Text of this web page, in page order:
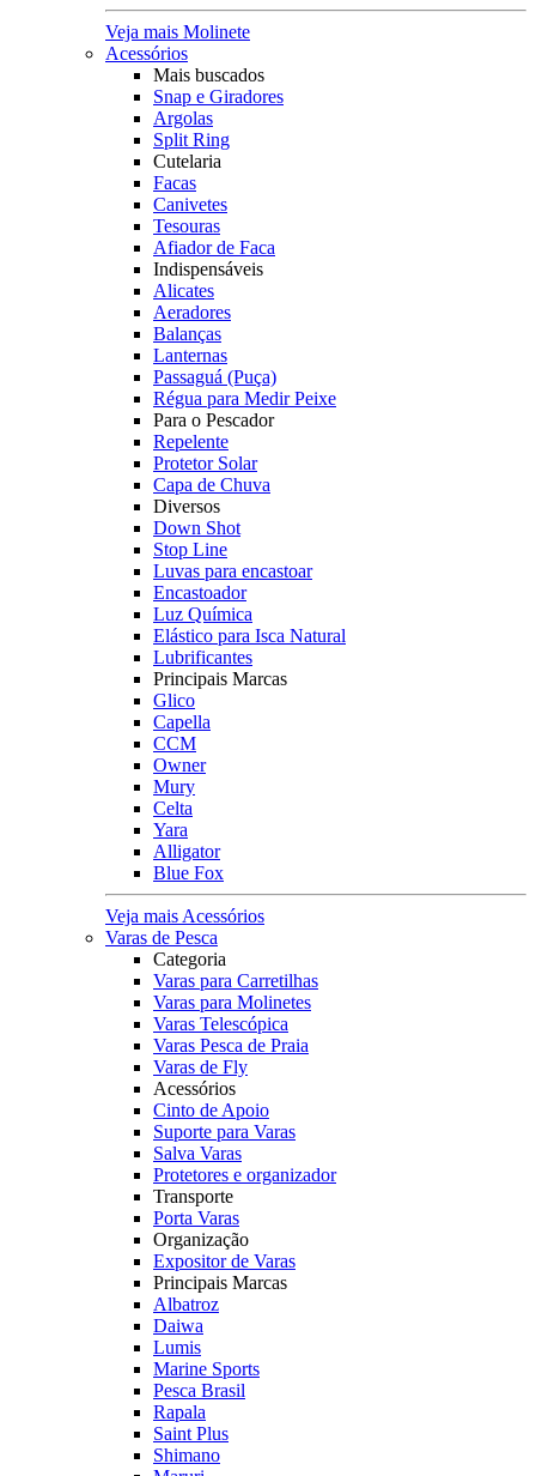
Veja mais Molinete
Acessórios
Mais buscados
Snap e Giradores
Argolas
Split Ring
Cutelaria
Facas
Canivetes
Tesouras
Afiador de Faca
Indispensáveis
Alicates
Aeradores
Balanças
Lanternas
Passaguá (Puça)
Régua para Medir Peixe
Para o Pescador
Repelente
Protetor Solar
Capa de Chuva
Diversos
Down Shot
Stop Line
Luvas para encastoar
Encastoador
Luz Química
Elástico para Isca Natural
Lubrificantes
Principais Marcas
Glico
Capella
CCM
Owner
Mury
Celta
Yara
Alligator
Blue Fox
Veja mais Acessórios
Varas de Pesca
Categoria
Varas para Carretilhas
Varas para Molinetes
Varas Telescópica
Varas Pesca de Praia
Varas de Fly
Acessórios
Cinto de Apoio
Suporte para Varas
Salva Varas
Protetores e organizador
Transporte
Porta Varas
Organização
Expositor de Varas
Principais Marcas
Albatroz
Daiwa
Lumis
Marine Sports
Pesca Brasil
Rapala
Saint Plus
Shimano